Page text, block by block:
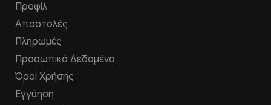
Προφίλ
Αποστολές
Πληρωμές
Προσωπικά Δεδομένα
Όροι Χρήσης
Εγγύηση